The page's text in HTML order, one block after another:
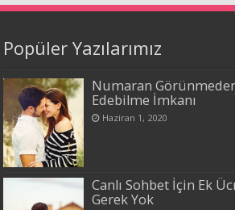
Popüler Yazılarımız
Numaran Görünmeden
Edebilme İmkanı
Haziran 1, 2020
Canlı Sohbet İçin Ek
Gerek Yok